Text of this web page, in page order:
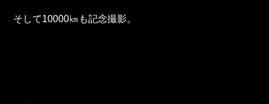
そして10000㎞も記念撮影。